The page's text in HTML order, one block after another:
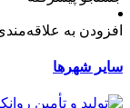
افزودن به
سایر شهرها